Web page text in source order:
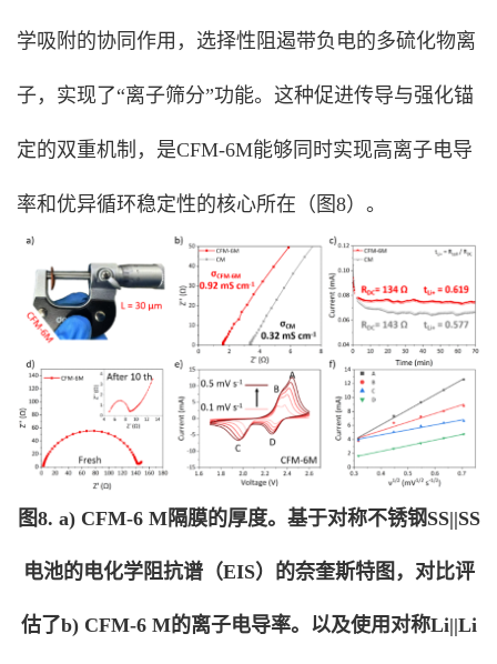
学吸附的协同作用，选择性阻遏带负电的多硫化物离
子，实现了“离子筛分”功能。这种促进传导与强化锚
定的双重机制，是CFM-6M能够同时实现高离子电导
率和优异循环稳定性的核心所在（图8）。
图8. a) CFM-6 M隔膜的厚度。基于对称不锈钢SS||SS
电池的电化学阻抗谱（EIS）的奈奎斯特图，对比评
估了b) CFM-6 M的离子电导率。以及使用对称Li||Li